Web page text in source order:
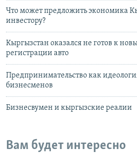
Что может предложить экономика
инвестору?
Кыргызстан оказался не готов к
регистрации авто
Предпринимательство как
бизнесменов
Бизнесвумен и кыргызские реалии
Вам будет интересно